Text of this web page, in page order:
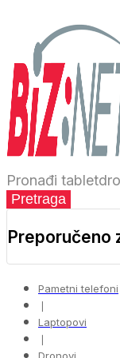
Pronađi tablet
Pretraga
Preporučeno
Pametni telefoni
❘
Laptopovi
❘